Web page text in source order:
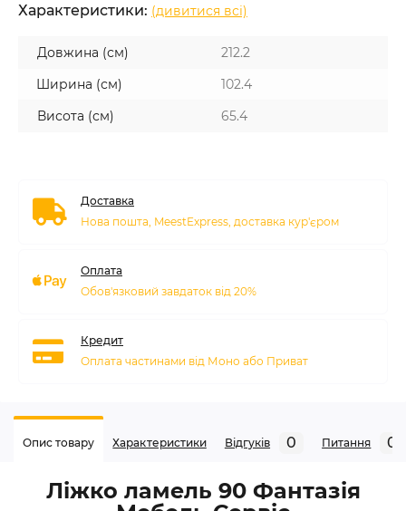
Характеристики: (дивитися всі)
Довжина (см)
212.2
Ширина (см)
102.4
Висота (см)
65.4
Доставка
Нова пошта, MeestExpress, доставка кур'єром
Оплата
Обов'язковий завдаток від 20%
Кредит
Оплата частинами від Моно або Приват
Опис товару Характеристики Відгуків 0 Питання 0
Ліжко ламель 90 Фантазія